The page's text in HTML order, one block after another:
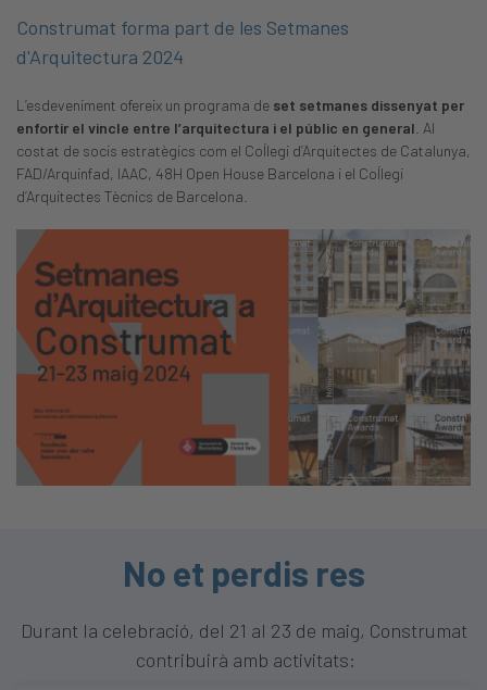
Construmat forma part de les Setmanes
d'Arquitectura 2024
L’esdeveniment ofereix un programa de set setmanes dissenyat per
enfortir el vincle entre l’arquitectura i el públic en general. Al
costat de socis estratègics com el Col·legi d’Arquitectes de Catalunya,
FAD/Arquinfad, IAAC, 48H Open House Barcelona i el Col·legi
d’Arquitectes Tècnics de Barcelona.
No et perdis res
Durant la celebració, del 21 al 23 de maig, Construmat
contribuirà amb activitats: